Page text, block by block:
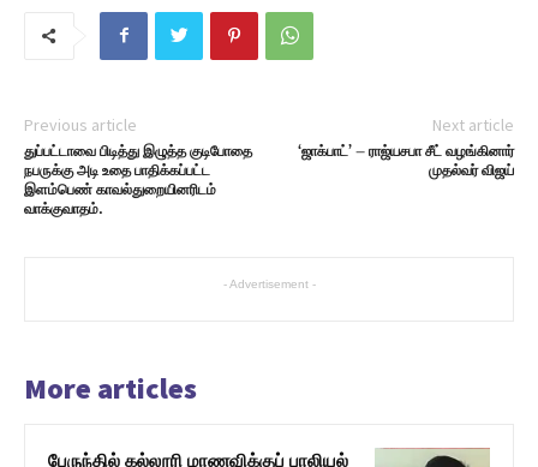
Previous article
துப்பட்டாவை பிடித்து இழுத்த குடிபோதை
நபருக்கு அடி உதை பாதிக்கப்பட்ட
இளம்பெண் காவல்துறையினரிடம்
வாக்குவாதம்.
Next article
‘ஜாக்பாட்’ – ராஜ்யசபா சீட் வழங்கினார்
முதல்வர் விஜய்
- Advertisement -
More articles
பேருந்தில் கல்லூரி மாணவிக்குப் பாலியல்